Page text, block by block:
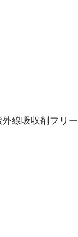
線吸収剤フリー